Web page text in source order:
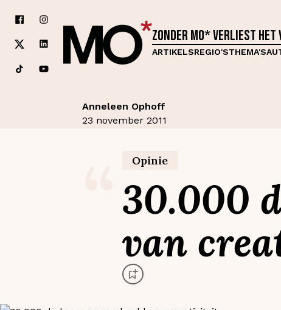
Zonder MO* verliest het
ARTIKELSREGIO'STHEMA'S
Anneleen Ophoff
23 november 2011
Opinie
30.000
van